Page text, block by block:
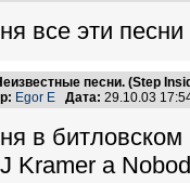
все эти
песни. (Step
Egor E Дата: 29.10.03
в битловском
Kramer а